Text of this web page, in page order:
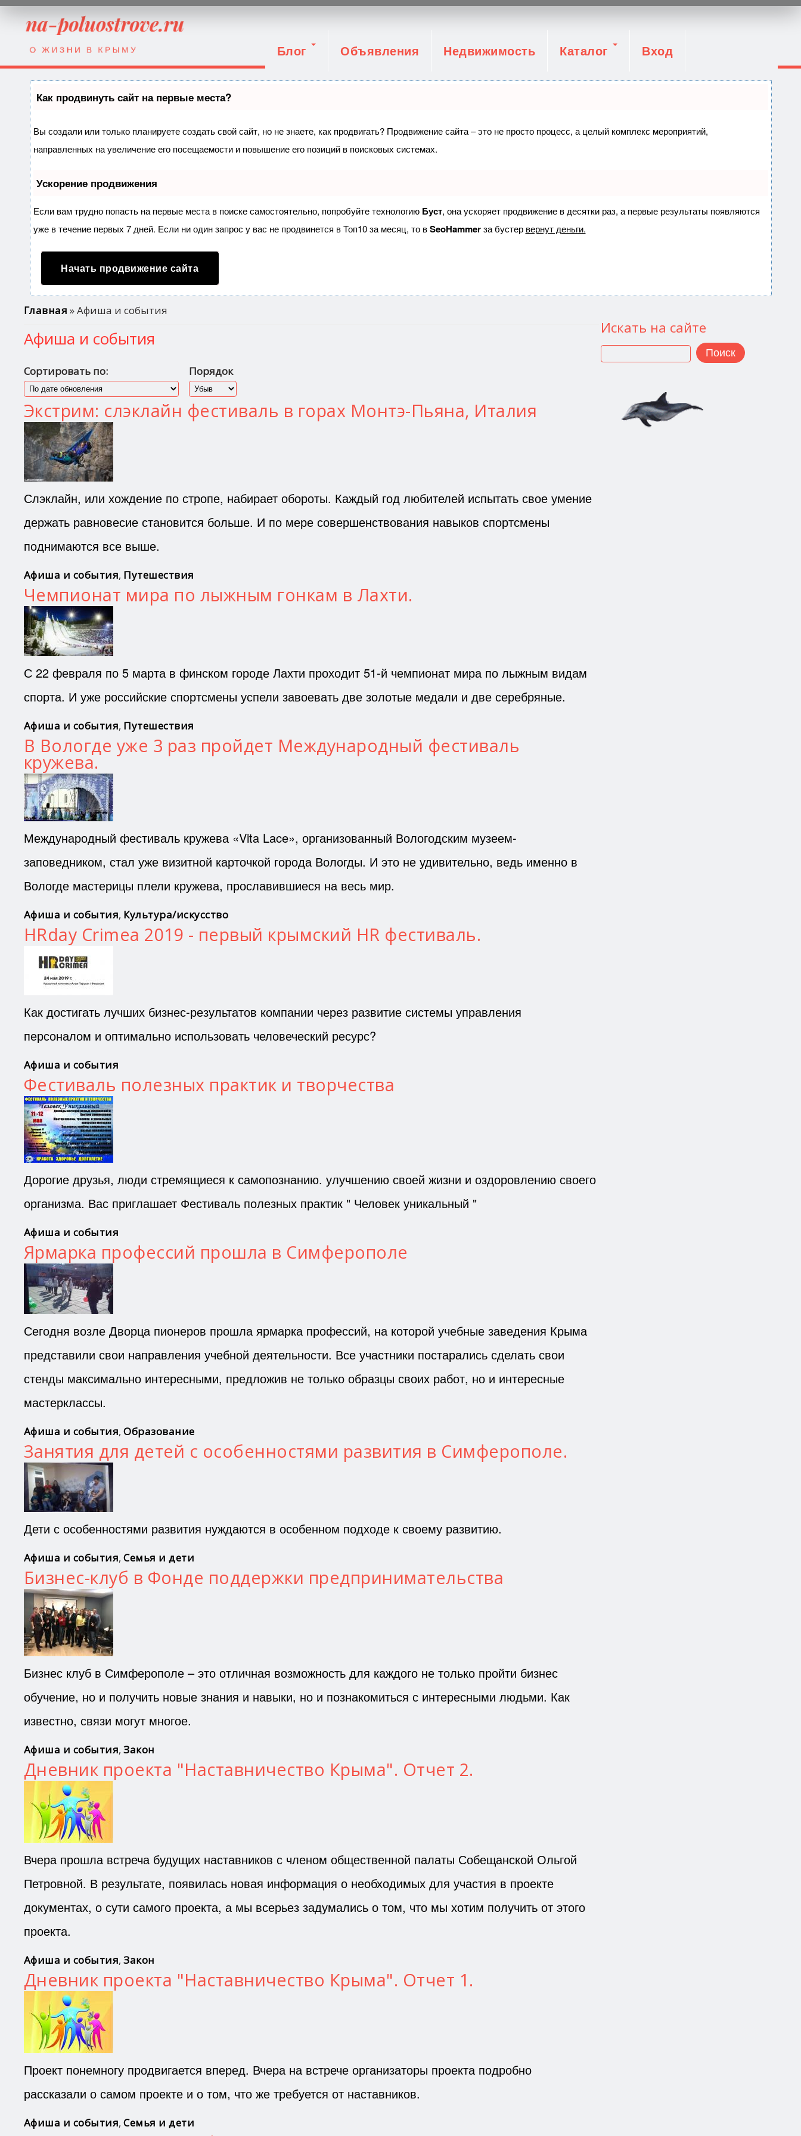
Блог Объявления Недвижимость Каталог Вход
Как продвинуть сайт на первые места?
Вы создали или только планируете создать свой сайт, но не знаете, как продвигать? Продвижение сайта – это не просто процесс, а целый комплекс мероприятий,
направленных на увеличение его посещаемости и повышение его позиций в поисковых системах.
Ускорение продвижения
Если вам трудно попасть на первые места в поиске самостоятельно, попробуйте технологию Буст, она ускоряет продвижение в десятки раз, а первые результаты появляются
уже в течение первых 7 дней. Если ни один запрос у вас не продвинется в Топ10 за месяц, то вSeoHammerза бустер вернут деньги.
Начать продвижение сайта
Вы здесь
Главная » Афиша и события
Афиша и события
Сортировать по: Порядок
Экстрим: слэклайн фестиваль в горах Монтэ-Пьяна, Италия
Слэклайн, или хождение по стропе, набирает обороты. Каждый год любителей испытать свое умение
держать равновесие становится больше. И по мере совершенствования навыков спортсмены
поднимаются все выше.
Афиша и события, Путешествия
Чемпионат мира по лыжным гонкам в Лахти.
С 22 февраля по 5 марта в финском городе Лахти проходит 51-й чемпионат мира по лыжным видам
спорта. И уже российские спортсмены успели завоевать две золотые медали и две серебряные.
Афиша и события, Путешествия
В Вологде уже 3 раз пройдет Международный фестиваль
кружева.
Международный фестиваль кружева «Vita Lace», организованный Вологодским музеем-
заповедником, стал уже визитной карточкой города Вологды. И это не удивительно, ведь именно в
Вологде мастерицы плели кружева, прославившиеся на весь мир.
Афиша и события, Культура/искусство
HRday Crimea 2019 - первый крымский HR фестиваль.
Как достигать лучших бизнес-результатов компании через развитие системы управления
персоналом и оптимально использовать человеческий ресурс?
Афиша и события
Фестиваль полезных практик и творчества
Дорогие друзья, люди стремящиеся к самопознанию. улучшению своей жизни и оздоровлению своего
организма. Вас приглашает Фестиваль полезных практик " Человек уникальный "
Афиша и события
Ярмарка профессий прошла в Симферополе
Сегодня возле Дворца пионеров прошла ярмарка профессий, на которой учебные заведения Крыма
представили свои направления учебной деятельности. Все участники постарались сделать свои
стенды максимально интересными, предложив не только образцы своих работ, но и интересные
мастерклассы.
Афиша и события, Образование
Занятия для детей с особенностями развития в Симферополе.
Дети с особенностями развития нуждаются в особенном подходе к своему развитию.
Афиша и события, Семья и дети
Бизнес-клуб в Фонде поддержки предпринимательства
Бизнес клуб в Симферополе – это отличная возможность для каждого не только пройти бизнес
обучение, но и получить новые знания и навыки, но и познакомиться с интересными людьми. Как
известно, связи могут многое.
Афиша и события, Закон
Дневник проекта "Наставничество Крыма". Отчет 2.
Вчера прошла встреча будущих наставников с членом общественной палаты Собещанской Ольгой
Петровной. В результате, появилась новая информация о необходимых для участия в проекте
документах, о сути самого проекта, а мы всерьез задумались о том, что мы хотим получить от этого
проекта.
Афиша и события, Закон
Дневник проекта "Наставничество Крыма". Отчет 1.
Проект понемногу продвигается вперед. Вчера на встрече организаторы проекта подробно
рассказали о самом проекте и о том, что же требуется от наставников.
Афиша и события, Семья и дети
Искать на сайте
Поиск